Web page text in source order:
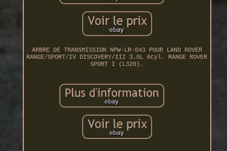
ARBRE DE TRANSMISSION NPW-LR-043 POUR LAND ROVER
RANGE/SPORT/IV DISCOVERY/III 3.0L 6cyl. RANGE ROVER
SPORT I (L320).